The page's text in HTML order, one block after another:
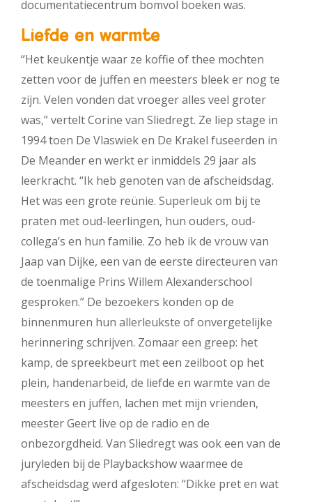
documentatiecentrum bomvol boeken was.
Liefde en warmte
“Het keukentje waar ze koffie of thee mochten
zetten voor de juffen en meesters bleek er nog te
zijn. Velen vonden dat vroeger alles veel groter
was,” vertelt Corine van Sliedregt. Ze liep stage in
1994 toen De Vlaswiek en De Krakel fuseerden in
De Meander en werkt er inmiddels 29 jaar als
leerkracht. “Ik heb genoten van de afscheidsdag.
Het was een grote reünie. Superleuk om bij te
praten met oud-leerlingen, hun ouders, oud-
collega’s en hun familie. Zo heb ik de vrouw van
Jaap van Dijke, een van de eerste directeuren van
de toenmalige Prins Willem Alexanderschool
gesproken.” De bezoekers konden op de
binnenmuren hun allerleukste of onvergetelijke
herinnering schrijven. Zomaar een greep: het
kamp, de spreekbeurt met een zeilboot op het
plein, handenarbeid, de liefde en warmte van de
meesters en juffen, lachen met mijn vrienden,
meester Geert live op de radio en de
onbezorgdheid. Van Sliedregt was ook een van de
juryleden bij de Playbackshow waarmee de
afscheidsdag werd afgesloten: “Dikke pret en wat